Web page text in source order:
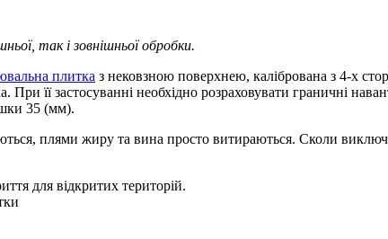
так і зовнішньої обробки.
плитка з нековзною поверхнею, калібрована з 4-х
її застосуванні необхідно розраховувати граничні
35 (мм).
плями жиру та вина просто витираються. Сколи
для відкритих територій.